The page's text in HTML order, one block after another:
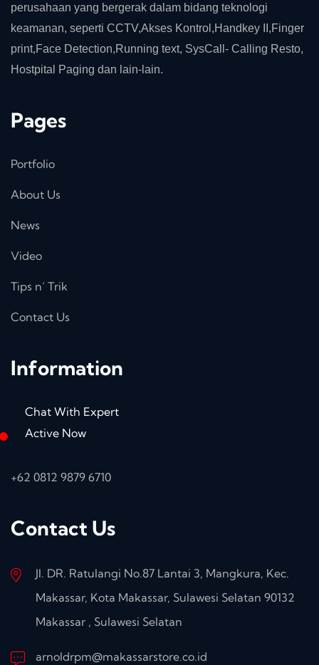
perusahaan yang bergerak dalam bidang teknologi
keamanan, seperti CCTV,Akses Kontrol,Handkey II,Finger
print,Face Detection,Running text, SysCall- Calling Resto,
Hostpital Paging dan lain-lain.
Pages
Portfolio
About Us
News
Video
Tips n’ Trik
Contact Us
Information
Chat With Expert
Active Now
+62 0812 9879 6710
Contact Us
Jl. DR. Ratulangi No.87 Lantai 3, Mangkura, Kec.
Makassar, Kota Makassar, Sulawesi Selatan 90132
Makassar , Sulawesi Selatan
arnoldrpm@makassarstore.co.id